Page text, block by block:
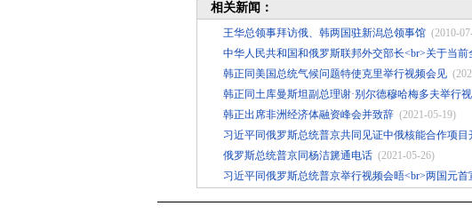
相关新闻：
王华总领事拜访俄、韩两国驻新潟总领事馆 (2010-
中华人民共和国和俄罗斯联邦外交部长<br>关于当
韩正同美国总统气候问题特使克里举行视频会见
韩正同土库曼斯坦副总理谢·别尔德穆哈梅多夫举行
韩正出席非洲经济体融资峰会并致辞 (2021-05-19)
习近平同俄罗斯总统普京共同见证中俄核能合作项目
俄罗斯总统普京同杨洁篪通电话 (2021-05-26)
习近平同俄罗斯总统普京举行视频会晤<br>两国元